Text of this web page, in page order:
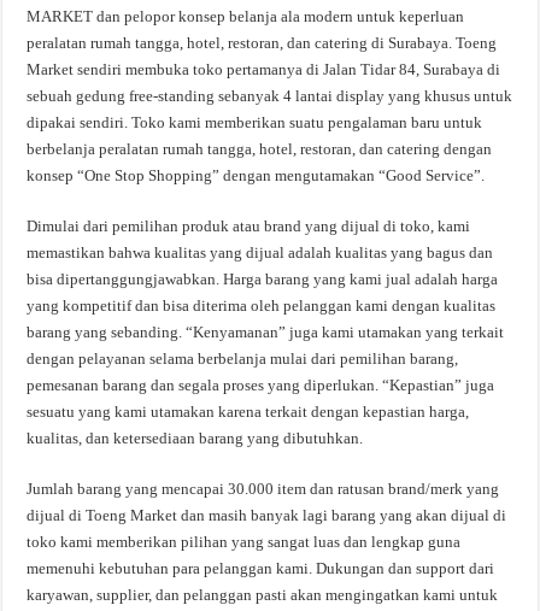
MARKET dan pelopor konsep belanja ala modern untuk keperluan
peralatan rumah tangga, hotel, restoran, dan catering di Surabaya. Toeng
Market sendiri membuka toko pertamanya di Jalan Tidar 84, Surabaya di
sebuah gedung free-standing sebanyak 4 lantai display yang khusus untuk
dipakai sendiri. Toko kami memberikan suatu pengalaman baru untuk
berbelanja peralatan rumah tangga, hotel, restoran, dan catering dengan
konsep “One Stop Shopping” dengan mengutamakan “Good Service”.
Dimulai dari pemilihan produk atau brand yang dijual di toko, kami
memastikan bahwa kualitas yang dijual adalah kualitas yang bagus dan
bisa dipertanggungjawabkan. Harga barang yang kami jual adalah harga
yang kompetitif dan bisa diterima oleh pelanggan kami dengan kualitas
barang yang sebanding. “Kenyamanan” juga kami utamakan yang terkait
dengan pelayanan selama berbelanja mulai dari pemilihan barang,
pemesanan barang dan segala proses yang diperlukan. “Kepastian” juga
sesuatu yang kami utamakan karena terkait dengan kepastian harga,
kualitas, dan ketersediaan barang yang dibutuhkan.
Jumlah barang yang mencapai 30.000 item dan ratusan brand/merk yang
dijual di Toeng Market dan masih banyak lagi barang yang akan dijual di
toko kami memberikan pilihan yang sangat luas dan lengkap guna
memenuhi kebutuhan para pelanggan kami. Dukungan dan support dari
karyawan, supplier, dan pelanggan pasti akan mengingatkan kami untuk